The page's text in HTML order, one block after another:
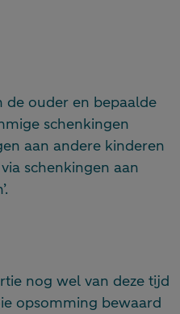
de ouder en bepaalde
schenkingen
aan andere kinderen
schenkingen aan
nog wel van deze tijd
opsomming bewaard